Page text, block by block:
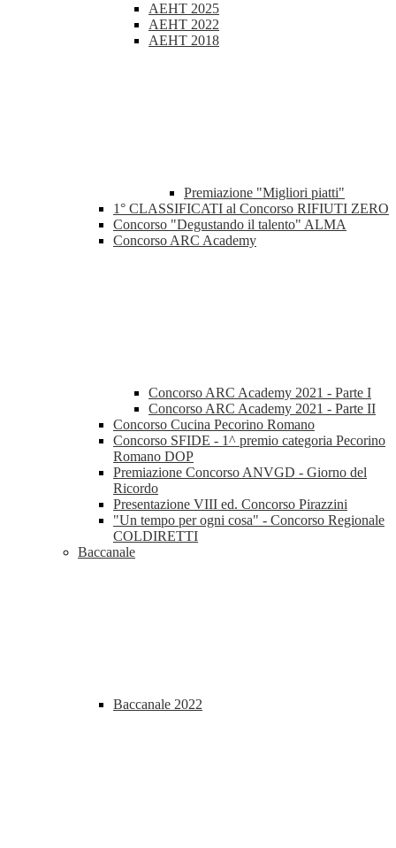
AEHT 2025
AEHT 2022
AEHT 2018
Premiazione "Migliori piatti"
1° CLASSIFICATI al Concorso RIFIUTI ZERO
Concorso "Degustando il talento" ALMA
Concorso ARC Academy
Concorso ARC Academy 2021 - Parte I
Concorso ARC Academy 2021 - Parte II
Concorso Cucina Pecorino Romano
Concorso SFIDE - 1^ premio categoria Pecorino
Romano DOP
Premiazione Concorso ANVGD - Giorno del
Ricordo
Presentazione VIII ed. Concorso Pirazzini
"Un tempo per ogni cosa" - Concorso Regionale
COLDIRETTI
Baccanale
Baccanale 2022